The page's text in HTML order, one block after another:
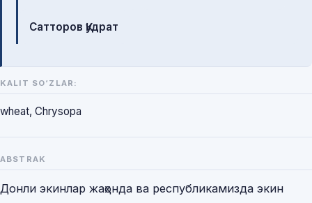
Сатторов Қудрат
KALIT SO‘ZLAR:
wheat, Chrysopa
ABSTRAK
Донли экинлар жаҳонда ва республикамизда экин